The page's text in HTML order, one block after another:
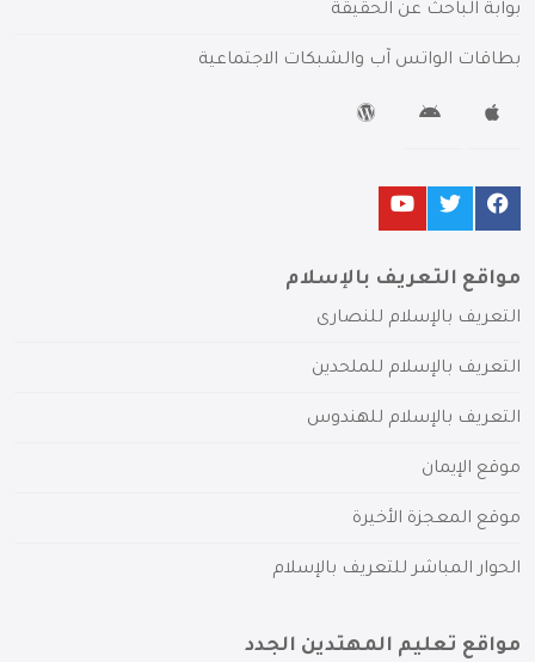
بوابة الباحث عن الحقيقة
بطاقات الواتس آب والشبكات الاجتماعية
مواقع التعريف بالإسلام
التعريف بالإسلام للنصارى
التعريف بالإسلام للملحدين
التعريف بالإسلام للهندوس
موقع الإيمان
موقع المعجزة الأخيرة
الحوار المباشر للتعريف بالإسلام
مواقع تعليم المهتدين الجدد